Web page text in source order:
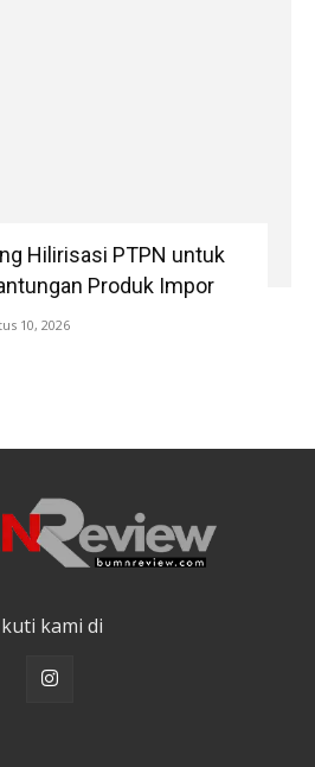
Hilirisasi PTPN untuk
Produk Impor
10, 2026
kami di